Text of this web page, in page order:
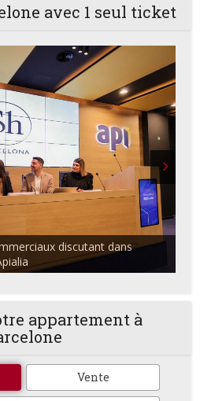
avec 1 seul ticket
discutant dans
appartement à
Vente